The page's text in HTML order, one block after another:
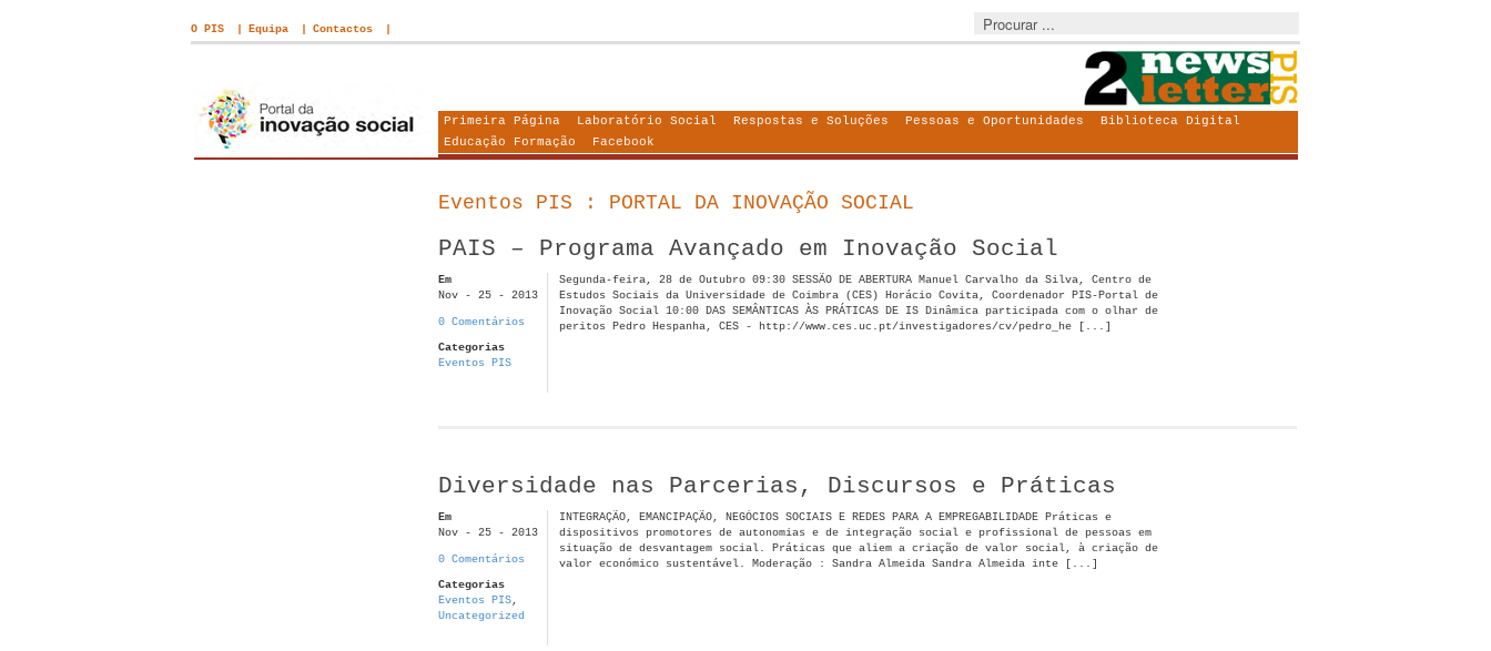
O PIS Equipa Contactos
Primeira Página Laboratório Social Respostas e Soluções Pessoas e Oportunidades
Biblioteca Digital
Educação Formação
Facebook
Eventos PIS : PORTAL DA INOVAÇÃO SOCIAL
PAIS – Programa Avançado em Inovação Social
Em
Nov - 25 - 2013
0 Comentários
Categorias
Eventos PIS
Segunda-feira, 28 de Outubro 09:30 SESSÃO DE ABERTURA Manuel Carvalho da Silva, Centro de
Estudos Sociais da Universidade de Coimbra (CES) Horácio Covita, Coordenador PIS-Portal de
Inovação Social 10:00 DAS SEMÂNTICAS ÀS PRÁTICAS DE IS Dinâmica participada com o olhar de
peritos Pedro Hespanha, CES - http://www.ces.uc.pt/investigadores/cv/pedro_he [...]
Diversidade nas Parcerias, Discursos e Práticas
Em
Nov - 25 - 2013
0 Comentários
Categorias
Eventos PIS,
Uncategorized
INTEGRAÇÃO, EMANCIPAÇÃO, NEGÓCIOS SOCIAIS E REDES PARA A EMPREGABILIDADE Práticas e
dispositivos promotores de autonomias e de integração social e profissional de pessoas em
situação de desvantagem social. Práticas que aliem a criação de valor social, à criação de
valor económico sustentável. Moderação : Sandra Almeida Sandra Almeida inte [...]